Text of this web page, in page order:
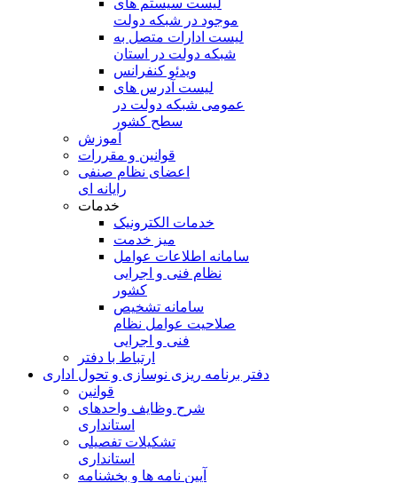
لیست سیستم های
موجود در شبکه دولت
لیست ادارات متصل به
شبکه دولت در استان
ویدئو کنفرانس
لیست آدرس های
عمومی شبکه دولت در
سطح کشور
آموزش
قوانین و مقررات
اعضای نظام صنفی
رایانه ای
خدمات
خدمات الکترونیک
میز خدمت
سامانه اطلاعات عوامل
نظام فنی و اجرایی
کشور
سامانه تشخیص
صلاحیت عوامل نظام
فنی و اجرایی
ارتباط با دفتر
دفتر برنامه ريزی نوسازی و تحول اداری
قوانین
شرح وظایف واحدهای
استانداری
تشکیلات تفصیلی
استانداری
آیین نامه ها و بخشنامه